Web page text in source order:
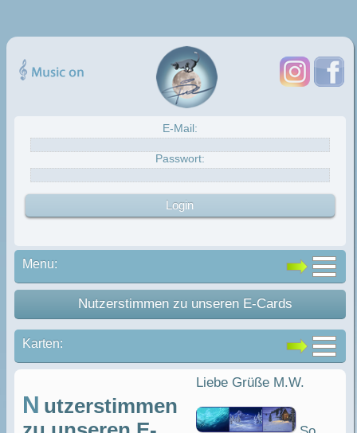
E-Mail:
Passwort:
Menu:
Nutzerstimmen zu unseren E-Cards
Karten:
N utzerstimmen
Liebe Grüße M.W.